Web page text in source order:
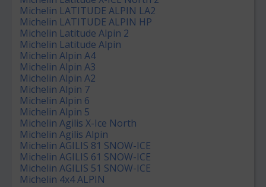
Michelin LATITUDE ALPIN LA2
Michelin LATITUDE ALPIN HP
Michelin Latitude Alpin 2
Michelin Latitude Alpin
Michelin Alpin A4
Michelin Alpin A3
Michelin Alpin A2
Michelin Alpin 7
Michelin Alpin 6
Michelin Alpin 5
Michelin Agilis X-Ice North
Michelin Agilis Alpin
Michelin AGILIS 81 SNOW-ICE
Michelin AGILIS 61 SNOW-ICE
Michelin AGILIS 51 SNOW-ICE
Michelin 4x4 ALPIN